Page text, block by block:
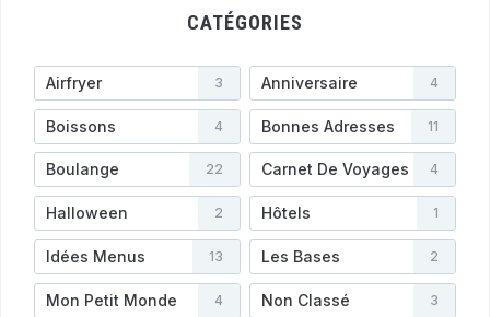
CATÉGORIES
Airfryer 3 Anniversaire 4
Boissons 4 Bonnes Adresses 11
Boulange 22 Carnet De Voyages 4
Halloween 2 Hôtels 1
Idées Menus 13 Les Bases 2
Mon Petit Monde 4 Non Classé 3